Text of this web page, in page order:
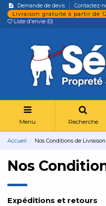
Demande de devis Contactez-
Livraison gratuite à partir de
Liste d'envie (0)
Menu Recherche
Accueil Nos Conditions de Livraison
Nos
Expéditions et retours